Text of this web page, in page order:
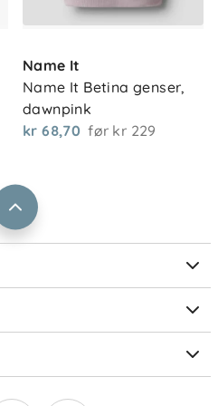
Name It
Name It Betina genser,
dawnpink
kr 68,70 før kr 229